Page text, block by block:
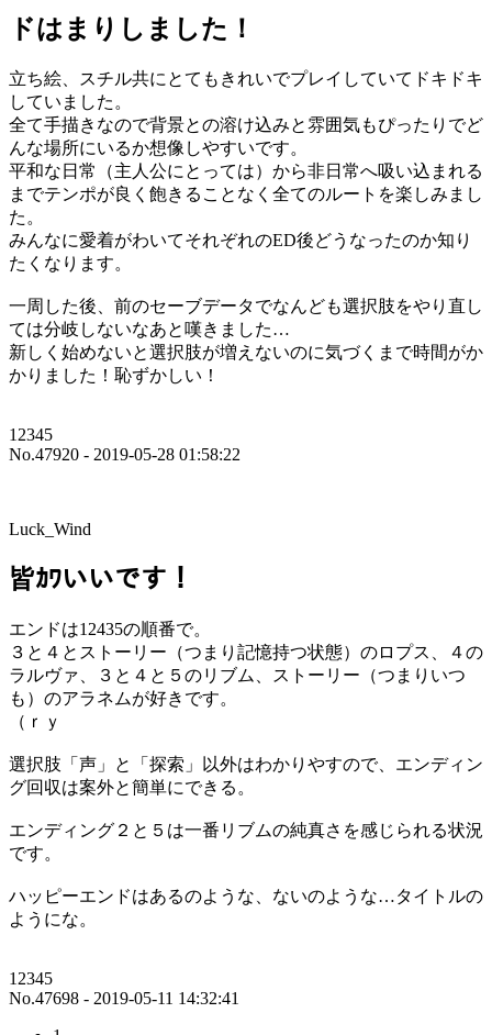
ドはまりしました！
立ち絵、スチル共にとてもきれいでプレイしていてドキドキ
していました。
全て手描きなので背景との溶け込みと雰囲気もぴったりでど
んな場所にいるか想像しやすいです。
平和な日常（主人公にとっては）から非日常へ吸い込まれる
までテンポが良く飽きることなく全てのルートを楽しみまし
た。
みんなに愛着がわいてそれぞれのED後どうなったのか知り
たくなります。
一周した後、前のセーブデータでなんども選択肢をやり直し
ては分岐しないなあと嘆きました…
新しく始めないと選択肢が増えないのに気づくまで時間がか
かりました！恥ずかしい！
12345
No.47920 - 2019-05-28 01:58:22
Luck_Wind
皆ｶﾜいいです！
エンドは12435の順番で。
３と４とストーリー（つまり記憶持つ状態）のロプス、４の
ラルヴァ、３と４と５のリブム、ストーリー（つまりいつ
も）のアラネムが好きです。
（ｒｙ
選択肢「声」と「探索」以外はわかりやすので、エンディン
グ回収は案外と簡単にできる。
エンディング２と５は一番リブムの純真さを感じられる状況
です。
ハッピーエンドはあるのような、ないのような…タイトルの
ようにな。
12345
No.47698 - 2019-05-11 14:32:41